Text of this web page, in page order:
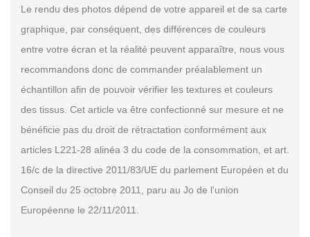
Le rendu des photos dépend de votre appareil et de sa carte
graphique, par conséquent, des différences de couleurs
entre votre écran et la réalité peuvent apparaître, nous vous
recommandons donc de commander préalablement un
échantillon afin de pouvoir vérifier les textures et couleurs
des tissus. Cet article va être confectionné sur mesure et ne
bénéficie pas du droit de rétractation conformément aux
articles L221-28 alinéa 3 du code de la consommation, et art.
16/c de la directive 2011/83/UE du parlement Européen et du
Conseil du 25 octobre 2011, paru au Jo de l'union
Européenne le 22/11/2011.